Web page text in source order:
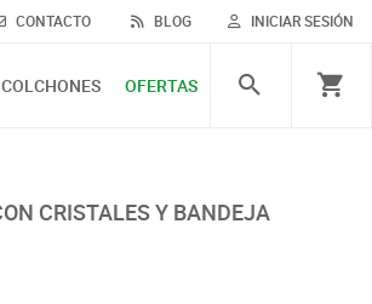
INICIAR SESIÓN
CONTACTO BLOG
COLCHONES OFERTAS